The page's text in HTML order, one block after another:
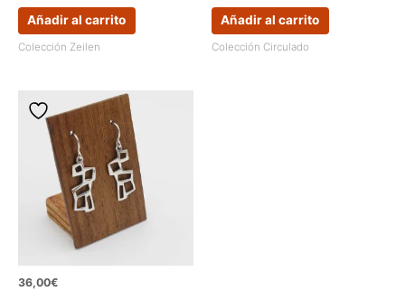
Añadir al carrito
Colección Zeilen
Añadir al carrito
Colección Circulado
36,00€